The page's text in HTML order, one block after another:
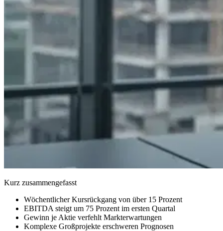
Kurz zusammengefasst
Wöchentlicher Kursrückgang von über 15 Prozent
EBITDA steigt um 75 Prozent im ersten Quartal
Gewinn je Aktie verfehlt Markterwartungen
Komplexe Großprojekte erschweren Prognosen